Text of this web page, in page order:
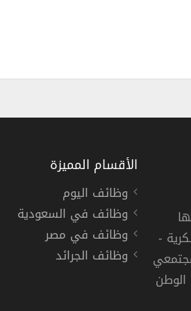
-
الأقسام المميزة
وظائف اليوم
وظائف في السعودية
وظائف في مصر
وظائف الجرائد